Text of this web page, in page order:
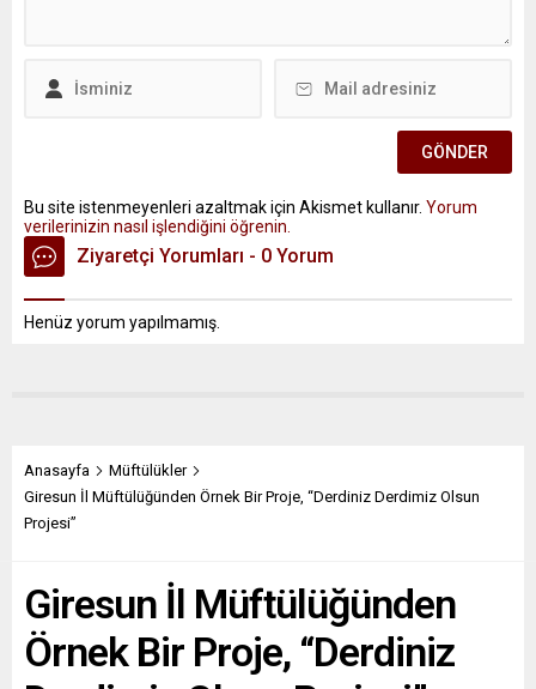
Bu site istenmeyenleri azaltmak için Akismet kullanır. Yorum
verilerinizin nasıl işlendiğini öğrenin.
Ziyaretçi Yorumları - 0 Yorum
Henüz yorum yapılmamış.
Anasayfa
Müftülükler
Giresun İl Müftülüğünden Örnek Bir Proje, “Derdiniz Derdimiz Olsun
Projesi”
Giresun İl Müftülüğünden
Örnek Bir Proje, “Derdiniz